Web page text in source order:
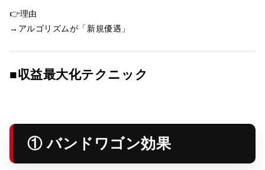
👉理由
→アルゴリズムが「新規優遇」
■収益最大化テクニック
① バンドワゴン効果